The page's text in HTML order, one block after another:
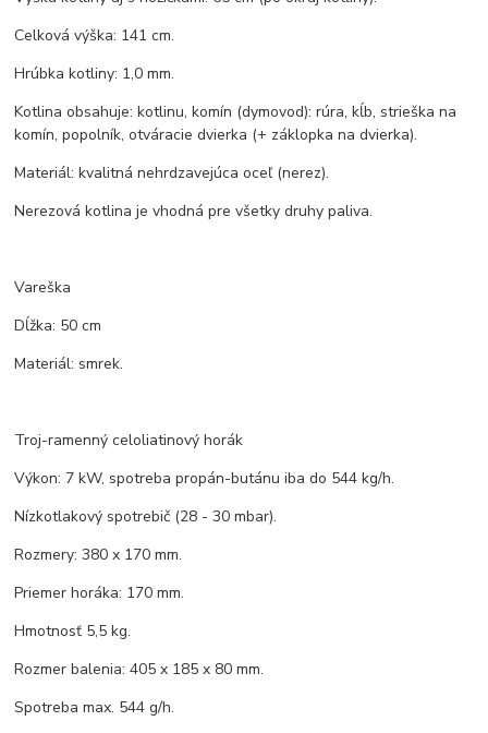
Celková výška: 141 cm.
Hrúbka kotliny: 1,0 mm.
Kotlina obsahuje: kotlinu, komín (dymovod): rúra, kĺb, strieška na
komín, popolník, otváracie dvierka (+ záklopka na dvierka).
Materiál: kvalitná nehrdzavejúca oceľ (nerez).
Nerezová kotlina je vhodná pre všetky druhy paliva.
Vareška
Dĺžka: 50 cm
Materiál: smrek.
Troj-ramenný celoliatinový horák
Výkon: 7 kW, spotreba propán-butánu iba do 544 kg/h.
Nízkotlakový spotrebič (28 - 30 mbar).
Rozmery: 380 x 170 mm.
Priemer horáka: 170 mm.
Hmotnosť 5,5 kg.
Rozmer balenia: 405 x 185 x 80 mm.
Spotreba max. 544 g/h.